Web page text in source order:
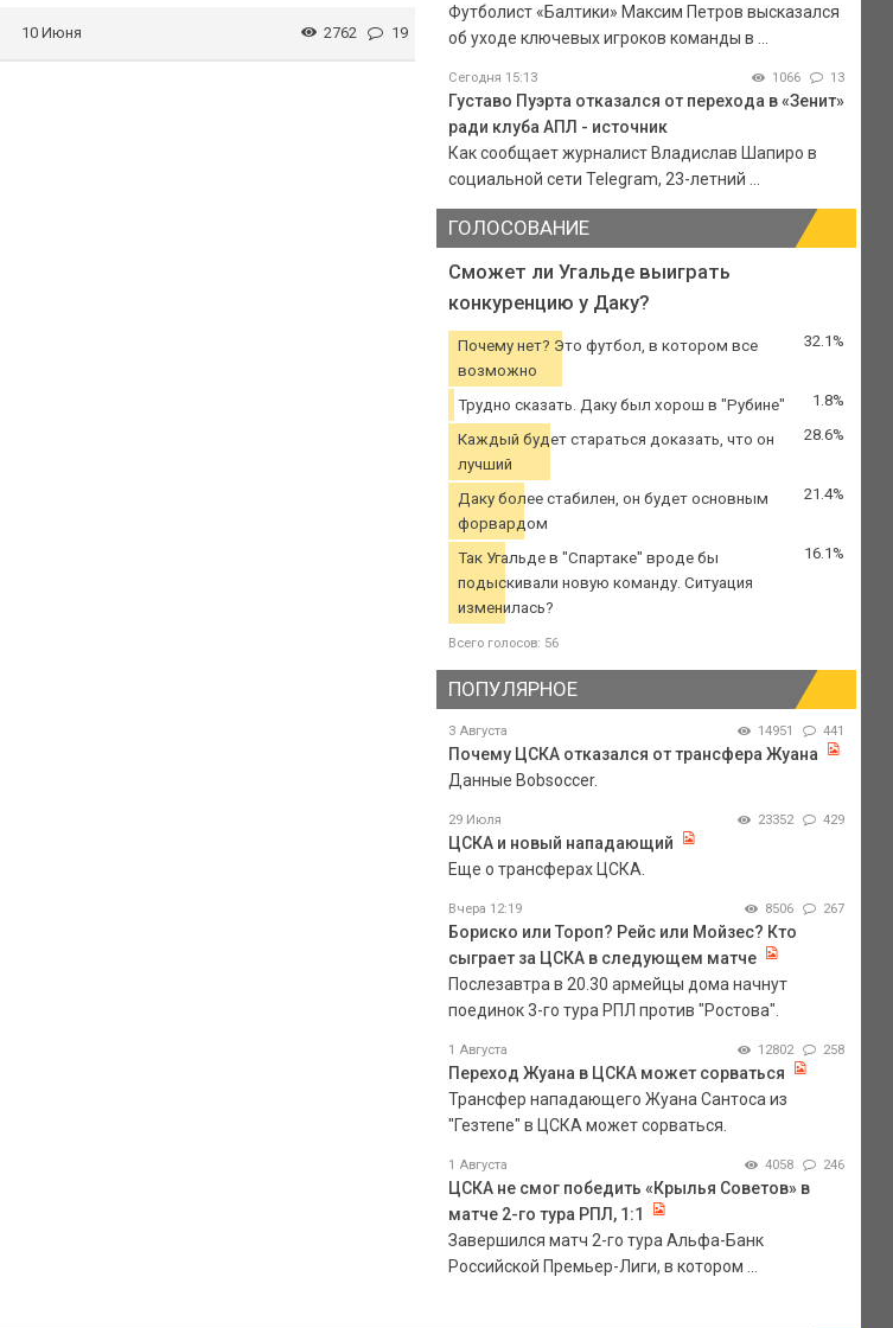
10 Июня 2762 19
Футболист «Балтики» Максим Петров высказался
об уходе ключевых игроков команды в ...
Сегодня 15:13 1066 13
Густаво Пуэрта отказался от перехода в «Зенит»
ради клуба АПЛ - источник
Как сообщает журналист Владислав Шапиро в
социальной сети Telegram, 23-летний ...
ГОЛОСОВАНИЕ
Сможет ли Угальде выиграть
конкуренцию у Даку?
Почему нет? Это футбол, в котором все
возможно
32.1%
Трудно сказать. Даку был хорош в "Рубине" 1.8%
Каждый будет стараться доказать, что он
лучший
28.6%
Даку более стабилен, он будет основным
форвардом
21.4%
Так Угальде в "Спартаке" вроде бы
подыскивали новую команду. Ситуация
изменилась?
16.1%
Всего голосов: 56
ПОПУЛЯРНОЕ
3 Августа 14951 441
Почему ЦСКА отказался от трансфера Жуана
Данные Bobsoccer.
29 Июля 23352 429
ЦСКА и новый нападающий
Еще о трансферах ЦСКА.
Вчера 12:19 8506 267
Бориско или Тороп? Рейс или Мойзес? Кто
сыграет за ЦСКА в следующем матче
Послезавтра в 20.30 армейцы дома начнут
поединок 3-го тура РПЛ против "Ростова".
1 Августа 12802 258
Переход Жуана в ЦСКА может сорваться
Трансфер нападающего Жуана Сантоса из
"Гезтепе" в ЦСКА может сорваться.
1 Августа 4058 246
ЦСКА не смог победить «Крылья Советов» в
матче 2-го тура РПЛ, 1:1
Завершился матч 2-го тура Альфа-Банк
Российской Премьер-Лиги, в котором ...